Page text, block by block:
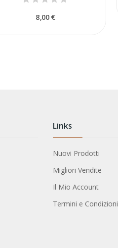
8,00 €
Links
Nuovi Prodotti
Migliori Vendite
Il Mio Account
Termini e Condizioni